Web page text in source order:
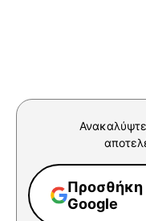
Προσθήκη
Google